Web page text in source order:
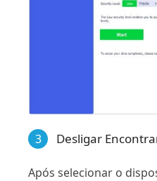
3 Desligar
Após selecionar o